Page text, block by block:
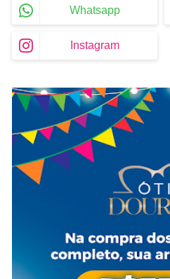
Whatsapp
Instagram